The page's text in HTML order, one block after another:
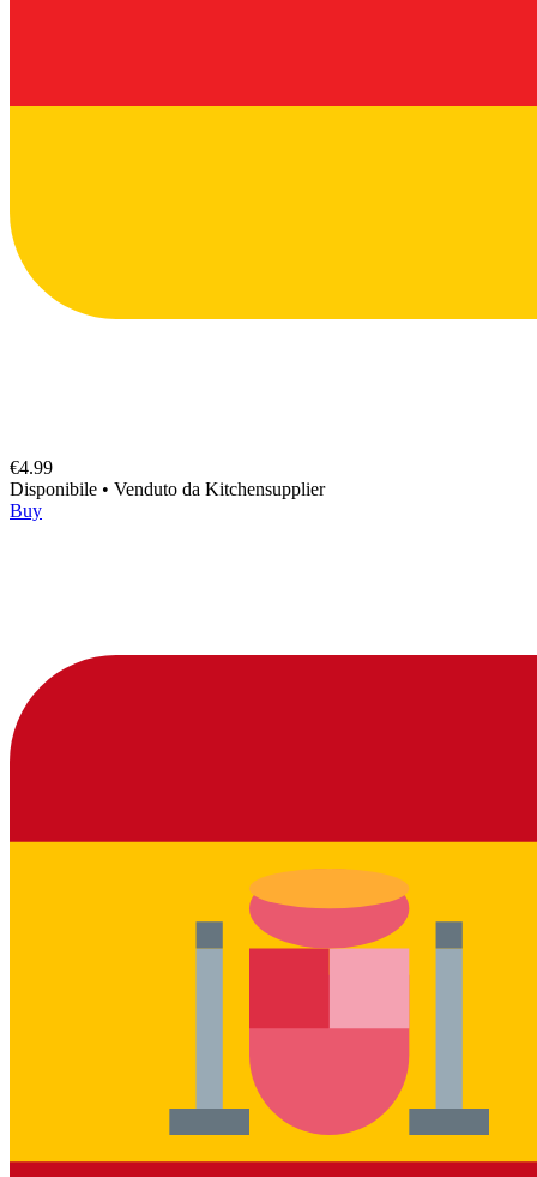
€4.99
Disponibile • Venduto da Kitchensupplier
Buy